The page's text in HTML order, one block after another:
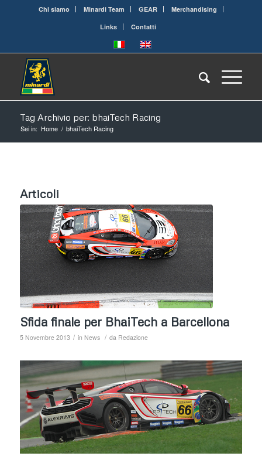
Chi siamo Minardi Team GEAR
Merchandising
Links
Contatti
Tag Archivio per: bhaiTech Racing
Sei in: Home / bhaiTech Racing
Articoli
Sfida finale per BhaiTech a Barcellona
5 Novembre 2013 / in News / da Redazione